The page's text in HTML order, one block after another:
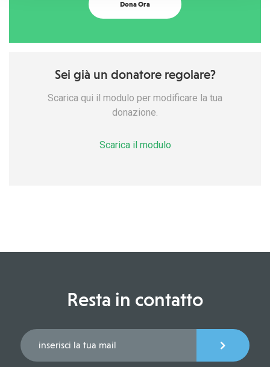
Dona Ora
Sei già un donatore regolare?
Scarica qui il modulo per modificare la tua
donazione.
Scarica il modulo
Resta in contatto